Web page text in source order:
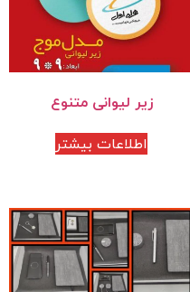
زیر لیوانی متنوع
اطلاعات بیشتر